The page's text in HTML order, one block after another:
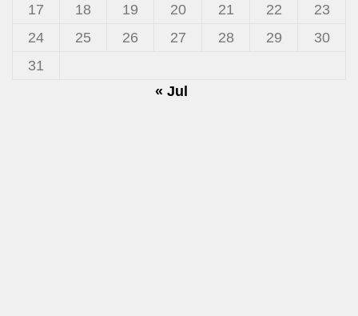
17
18 19 20 21 22
23
24
25 26 27 28 29
30
31
« Jul